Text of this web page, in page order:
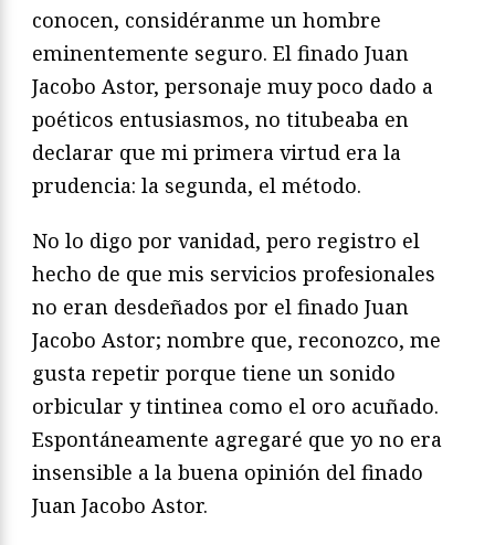
conocen, considéranme un hombre
eminentemente seguro. El finado Juan
Jacobo Astor, personaje muy poco dado a
poéticos entusiasmos, no titubeaba en
declarar que mi primera virtud era la
prudencia: la segunda, el método.
No lo digo por vanidad, pero registro el
hecho de que mis servicios profesionales
no eran desdeñados por el finado Juan
Jacobo Astor; nombre que, reconozco, me
gusta repetir porque tiene un sonido
orbicular y tintinea como el oro acuñado.
Espontáneamente agregaré que yo no era
insensible a la buena opinión del finado
Juan Jacobo Astor.